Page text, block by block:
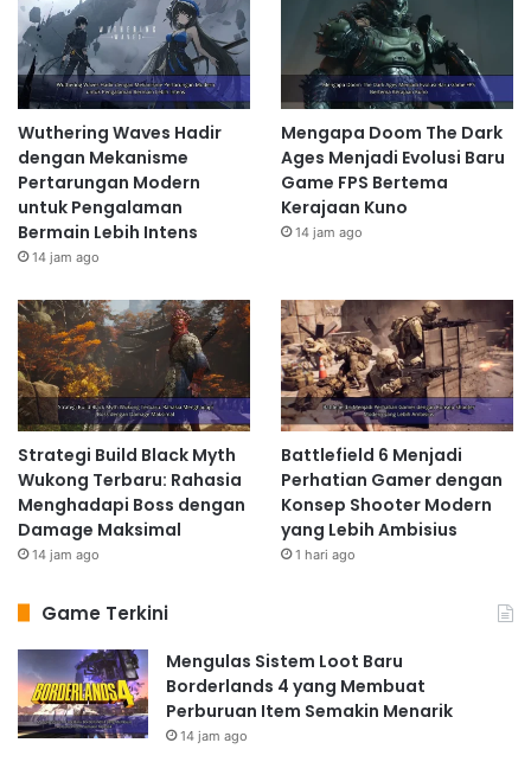
Wuthering Waves Hadir
dengan Mekanisme
Pertarungan Modern
untuk Pengalaman
Bermain Lebih Intens
14 jam ago
Mengapa Doom The Dark
Ages Menjadi Evolusi Baru
Game FPS Bertema
Kerajaan Kuno
14 jam ago
Strategi Build Black Myth
Wukong Terbaru: Rahasia
Menghadapi Boss dengan
Damage Maksimal
14 jam ago
Battlefield 6 Menjadi
Perhatian Gamer dengan
Konsep Shooter Modern
yang Lebih Ambisius
1 hari ago
Game Terkini
Mengulas Sistem Loot Baru
Borderlands 4 yang Membuat
Perburuan Item Semakin Menarik
14 jam ago